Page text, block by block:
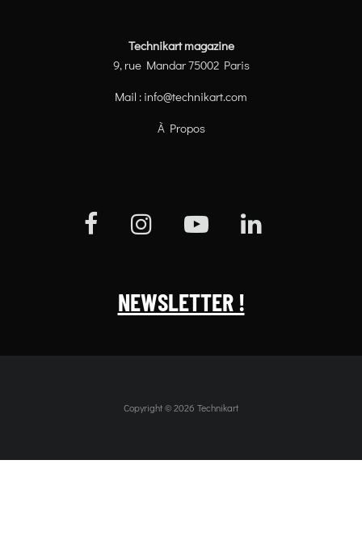
Technikart magazine
9, rue Mandar 75002 Paris
Mail : info@technikart.com
À Propos
NEWSLETTER !
Copyright © 2026 Technikart